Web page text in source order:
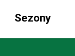
Sezony